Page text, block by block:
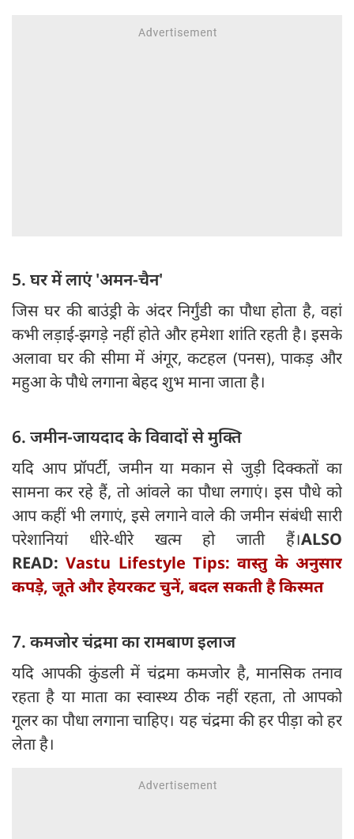
5. घर में लाएं 'अमन-चैन'
जिस घर की बाउंड्री के अंदर निर्गुंडी का पौधा होता है, वहां
कभी लड़ाई-झगड़े नहीं होते और हमेशा शांति रहती है। इसके
अलावा घर की सीमा में अंगूर, कटहल (पनस), पाकड़ और
महुआ के पौधे लगाना बेहद शुभ माना जाता है।
6. जमीन-जायदाद के विवादों से मुक्ति
यदि आप प्रॉपर्टी, जमीन या मकान से जुड़ी दिक्कतों का
सामना कर रहे हैं, तो आंवले का पौधा लगाएं। इस पौधे को
आप कहीं भी लगाएं, इसे लगाने वाले की जमीन संबंधी सारी
परेशानियां धीरे-धीरे खत्म हो जाती हैं।ALSO
READ:Vastu Lifestyle Tips: वास्तु के अनुसार
कपड़े, जूते और हेयरकट चुनें, बदल सकती है किस्मत
7. कमजोर चंद्रमा का रामबाण इलाज
यदि आपकी कुंडली में चंद्रमा कमजोर है, मानसिक तनाव
रहता है या माता का स्वास्थ्य ठीक नहीं रहता, तो आपको
गूलर का पौधा लगाना चाहिए। यह चंद्रमा की हर पीड़ा को हर
लेता है।